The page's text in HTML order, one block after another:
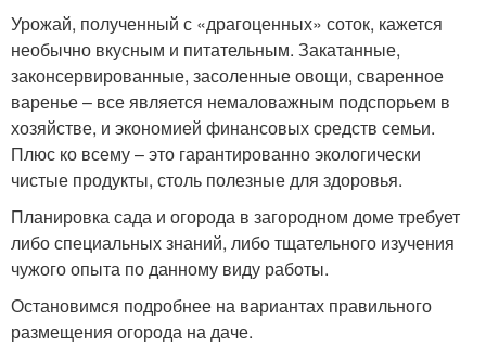
Урожай, полученный с «драгоценных» соток, кажется
необычно вкусным и питательным. Закатанные,
законсервированные, засоленные овощи, сваренное
варенье – все является немаловажным подспорьем в
хозяйстве, и экономией финансовых средств семьи.
Плюс ко всему – это гарантированно экологически
чистые продукты, столь полезные для здоровья.
Планировка сада и огорода в загородном доме требует
либо специальных знаний, либо тщательного изучения
чужого опыта по данному виду работы.
Остановимся подробнее на вариантах правильного
размещения огорода на даче.